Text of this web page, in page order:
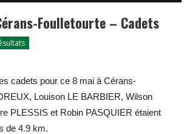
Foulletourte – Cadets
cadets pour ce 8 mai à Cérans-
Louison LE BARBIER, Wilson
PLESSIS et Robin PASQUIER étaient
de 4.9 km.